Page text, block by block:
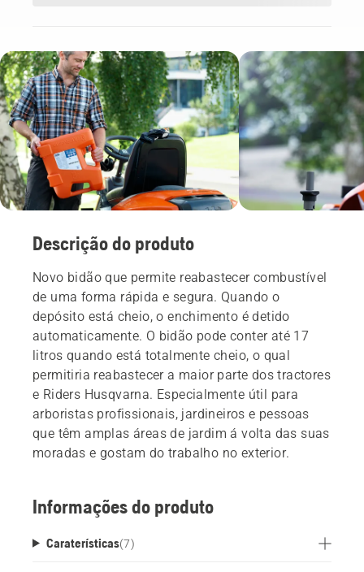
Descrição do produto
Novo bidão que permite reabastecer combustível
de uma forma rápida e segura. Quando o
depósito está cheio, o enchimento é detido
automaticamente. O bidão pode conter até 17
litros quando está totalmente cheio, o qual
permitiria reabastecer a maior parte dos tractores
e Riders Husqvarna. Especialmente útil para
arboristas profissionais, jardineiros e pessoas
que têm amplas áreas de jardim á volta das suas
moradas e gostam do trabalho no exterior.
Informações do produto
Caraterísticas(7)